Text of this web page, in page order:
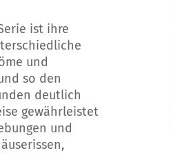
ist ihre
und
so den
deutlich
gewährleistet
und